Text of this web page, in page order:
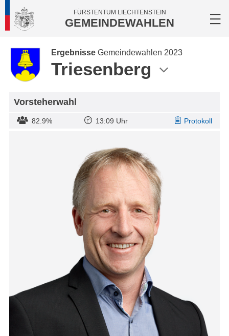
FÜRSTENTUM LIECHTENSTEIN
GEMEINDEWAHLEN
Ergebnisse Gemeindewahlen 2023
Triesenberg
Vorsteherwahl
82.9% 13:09 Uhr Protokoll